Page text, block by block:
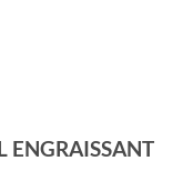
ENGRAISSANT